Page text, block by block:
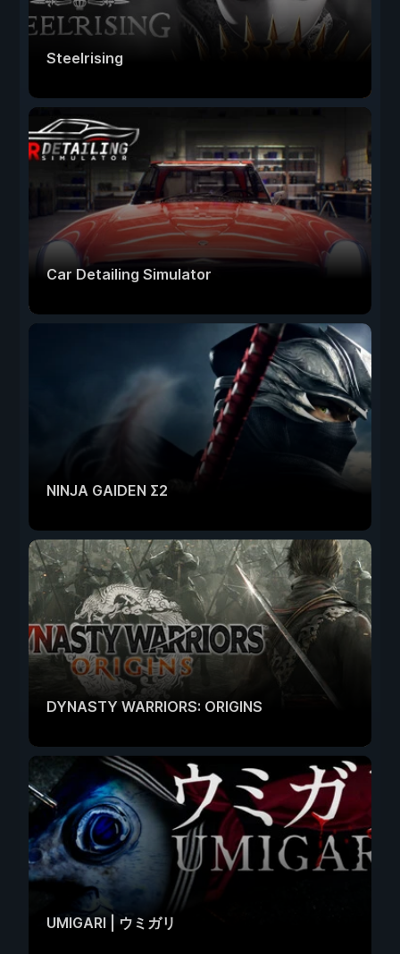
Steelrising
Car Detailing Simulator
NINJA GAIDEN Σ2
DYNASTY WARRIORS: ORIGINS
UMIGARI | ウミガリ